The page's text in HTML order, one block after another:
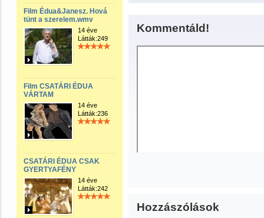
Film Édua&Janesz. Hová
tünt a szerelem.wmv
14 éve
Látták:249
Film CSATÁRI ÉDUA
VÁRTAM
14 éve
Látták:236
CSATÁRI ÉDUA CSAK
GYERTYAFÉNY
14 éve
Látták:242
Kommentáld!
Hozzászólások